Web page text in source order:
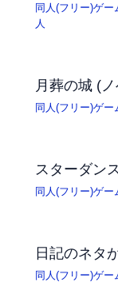
同人(フリー)ゲー
人
月葬の城 (
同人(フリー)ゲー
スターダン
同人(フリー)ゲー
日記のネタ
同人(フリー)ゲー